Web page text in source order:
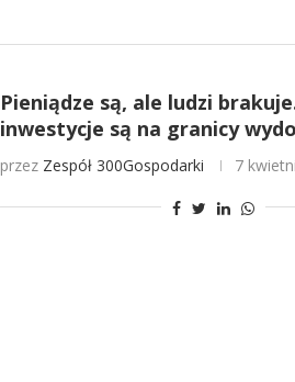
Pieniądze są, ale ludzi
inwestycje są na granicy
przez Zespół 300Gospodarki 7